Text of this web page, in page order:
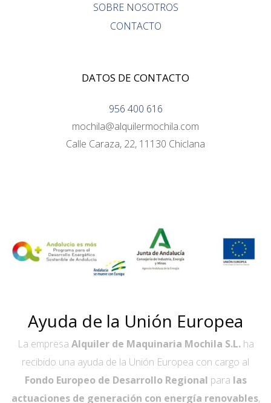
SOBRE NOSOTROS
CONTACTO
DATOS DE CONTACTO
956 400 616
mochila@alquilermochila.com
Calle Caraza, 22, 11130 Chiclana
Ayuda de la Unión Europea
La empresa Alquiler de Maquinaria Mochila S.L.ha
recibido una ayuda de la Unión Europea con cargo al
Fondo Europeo de Desarrollo Regional para las
actuaciones de generación con energía renovables,